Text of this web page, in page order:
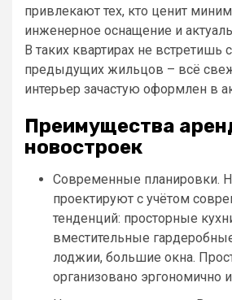
привлекают тех, кто ценит
инженерное оснащение и
В таких квартирах не встретишь
предыдущих жильцов – всё
интерьер зачастую оформлен в
Преимущества
новостроек
Современные планировки.
проектируют с учётом
тенденций: просторные
вместительные
лоджии, большие окна.
организовано эргономично